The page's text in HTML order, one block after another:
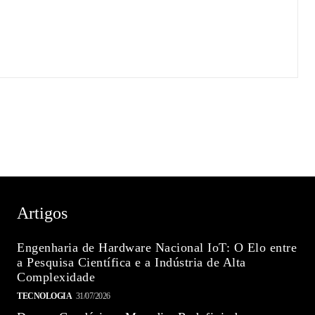
Artigos
Engenharia de Hardware Nacional IoT: O Elo entre
a Pesquisa Científica e a Indústria de Alta
Complexidade
TECNOLOGIA 31/07/2026